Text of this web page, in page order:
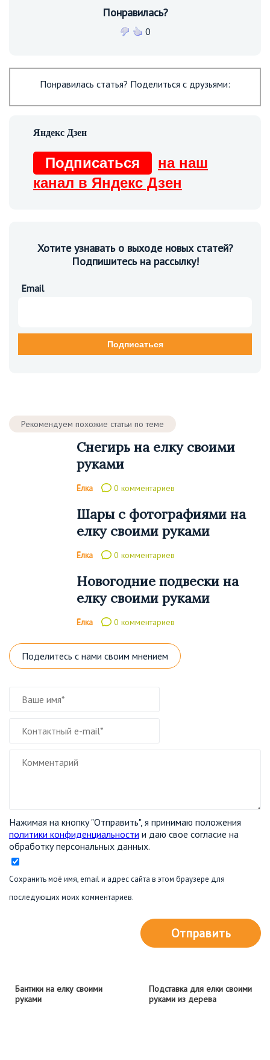
Понравилась?
0
Понравилась статья? Поделиться с друзьями:
Подписаться
на наш
канал в Яндекс Дзен
Хотите узнавать о выходе новых статей?
Подпишитесь на рассылку!
Email
Рекомендуем похожие статьи по теме
Снегирь на елку своими
руками
Ёлка 0 комментариев
Шары с фотографиями на
елку своими руками
Ёлка 0 комментариев
Новогодние подвески на
елку своими руками
Ёлка 0 комментариев
Поделитесь с нами своим мнением
Нажимая на кнопку "Отправить", я принимаю положения
политики конфиденциальности и даю свое согласие на
обработку персональных данных.
Сохранить моё имя, email и адрес сайта в этом браузере для
последующих моих комментариев.
Отправить
Бантики на елку своими
руками
Подставка для елки своими
руками из дерева